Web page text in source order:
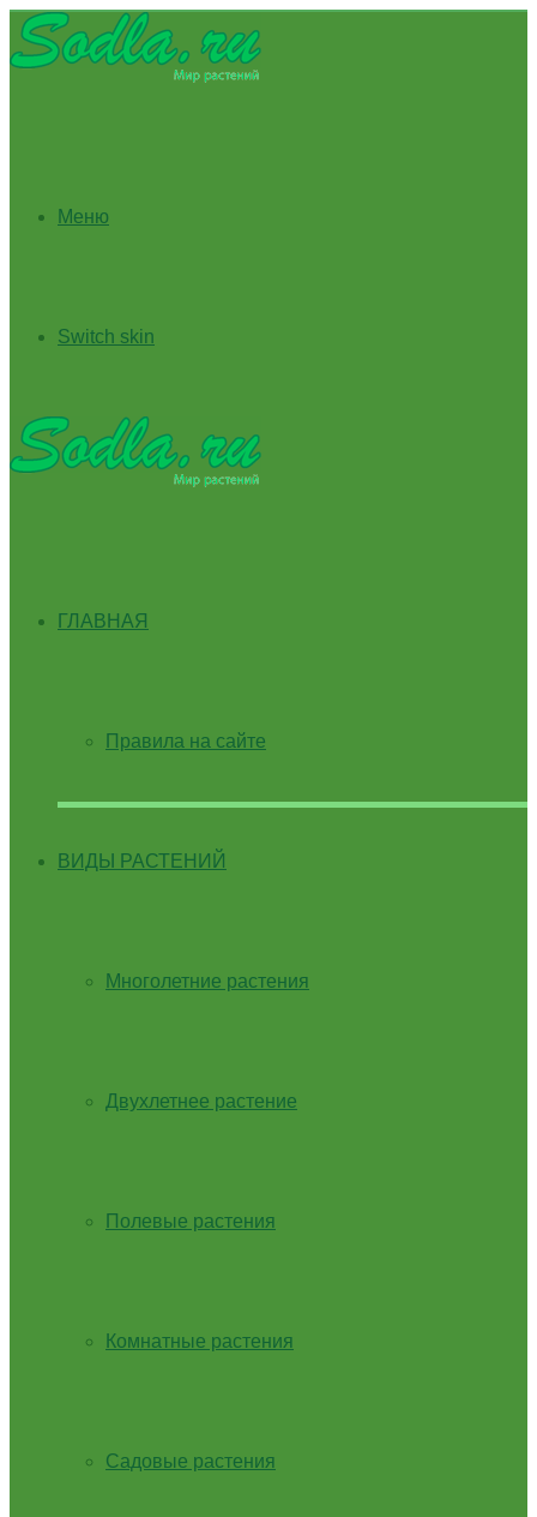
Меню
Switch skin
ГЛАВНАЯ
Правила на сайте
ВИДЫ РАСТЕНИЙ
Многолетние растения
Двухлетнее растение
Полевые растения
Комнатные растения
Садовые растения